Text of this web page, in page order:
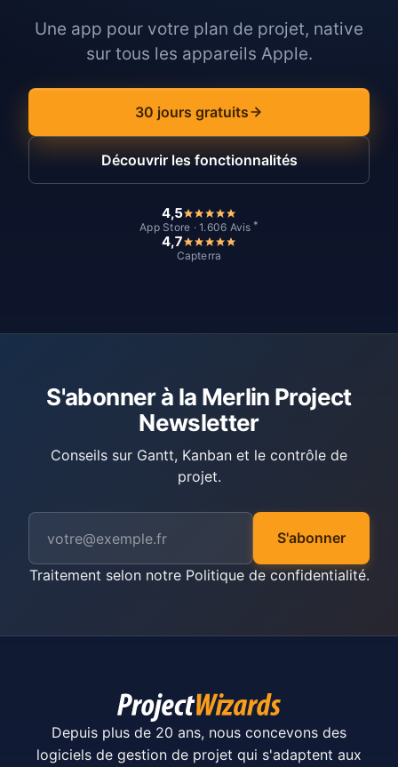
Une app pour votre plan de projet, native
sur tous les appareils Apple.
30 jours gratuits
Découvrir les fonctionnalités
4,5
App Store · 1.606 Avis *
4,7
Capterra
S'abonner à la Merlin Project
Newsletter
Conseils sur Gantt, Kanban et le contrôle de
projet.
S'abonner
Traitement selon notre Politique de confidentialité.
Depuis plus de 20 ans, nous concevons des
logiciels de gestion de projet qui s'adaptent aux